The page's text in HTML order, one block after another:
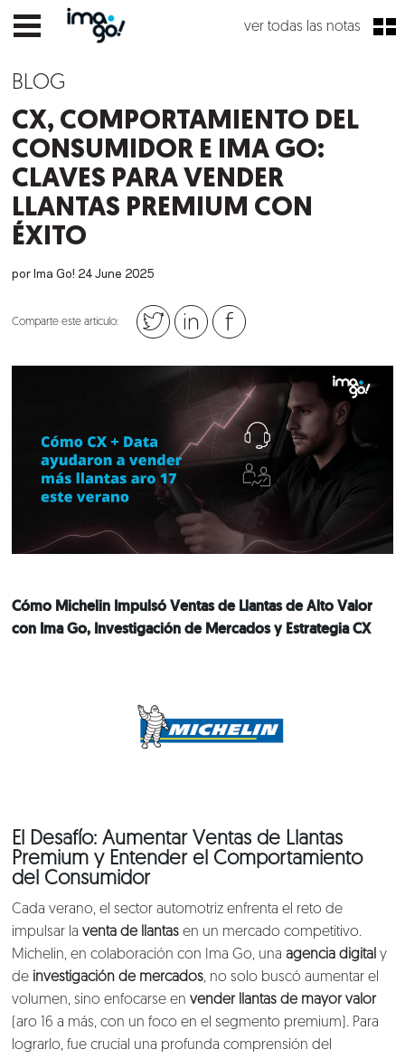
ver todas las notas
BLOG
CX, COMPORTAMIENTO DEL
CONSUMIDOR E IMA GO:
CLAVES PARA VENDER
LLANTAS PREMIUM CON
ÉXITO
por Ima Go! 24 June 2025
Comparte este artículo:
Cómo Michelin Impulsó Ventas de Llantas de Alto Valor
con Ima Go, Investigación de Mercados y Estrategia CX
El Desafío: Aumentar Ventas de Llantas
Premium y Entender el Comportamiento
del Consumidor
Cada verano, el sector automotriz enfrenta el reto de
impulsar laventa de llantas en un mercado competitivo.
Michelin, en colaboración con Ima Go, una agencia digital y
de investigación de mercados, no solo buscó aumentar el
volumen, sino enfocarse envender llantas de mayor valor
(aro 16 a más, con un foco en el segmento premium). Para
lograrlo, fue crucial una profunda comprensión del